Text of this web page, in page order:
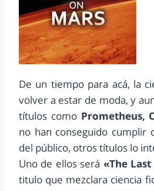
De un tiempo para acá, la
volver a estar de moda, y
títulos como Prometheus,
no han conseguido cumplir
del público, otros títulos lo
Uno de ellos será «The
titulo que mezclara ciencia